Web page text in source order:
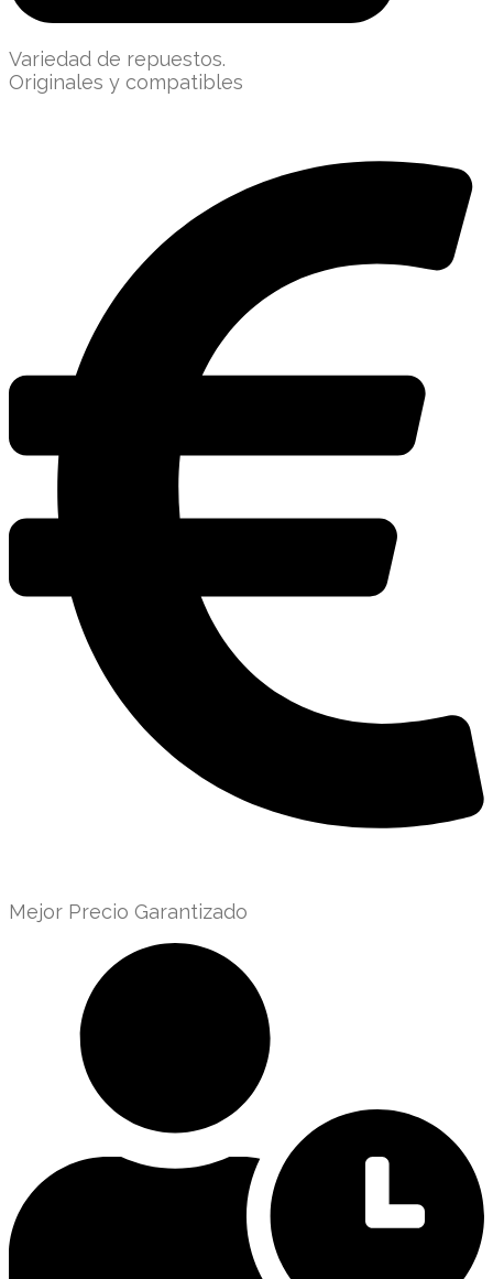
Variedad de repuestos.
Originales y compatibles
Mejor Precio Garantizado